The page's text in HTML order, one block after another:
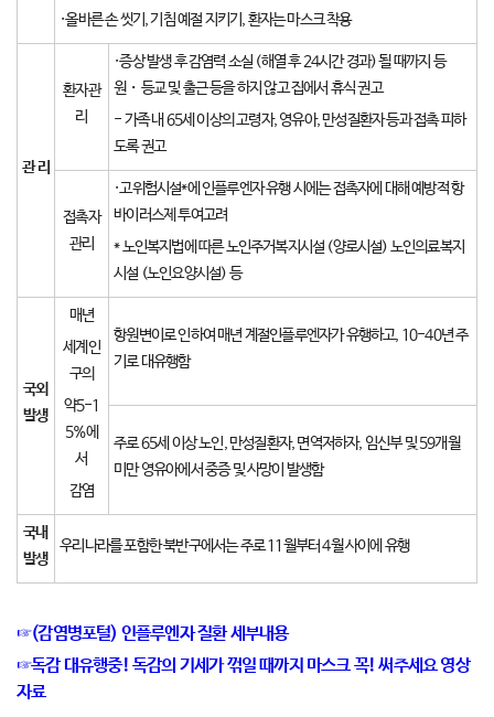
·올바른 손 씻기, 기침 예절 지키기, 환자는 마스크 착용
관 리
환자관
리
·증상 발생 후 감염력 소실 (해열 후 24시간 경과) 될 때까지 등
원・등교 및 출근 등을 하지 않고 집에서 휴식 권고
- 가족 내 65세 이상의 고령자, 영유아, 만성질환자 등과 접촉 피하
도록 권고
접촉자
관리
·고위험시설*에 인플루엔자 유행 시에는 접촉자에 대해 예방적 항
바이러스제 투여고려
* 노인복지법에 따른 노인주거복지시설 (양로시설) 노인의료복지
시설 (노인요양시설) 등
국외
발생
매년
세계인
구의
약5-1
5%에
서
감염
항원변이로 인하여 매년 계절인플루엔자가 유행하고, 10-40년 주
기로 대유행함
주로 65세 이상 노인, 만성질환자, 면역저하자, 임신부 및 59개월
미만 영유아에서 중증 및 사망이 발생함
국내
발생
우리나라를 포함한 북반구에서는 주로 11월부터 4월 사이에 유행
☞(감염병포털) 인플루엔자 질환 세부내용
☞독감 대유행중! 독감의 기세가 꺾일 때까지 마스크 꼭! 써주세요 영상
자료